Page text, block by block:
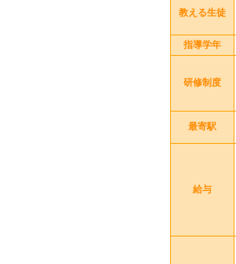
教える生徒
指導学年
研修制度
最寄駅
給与